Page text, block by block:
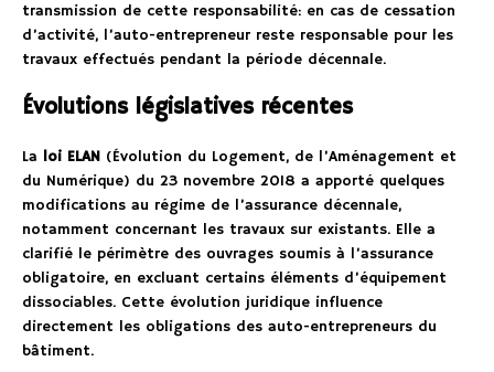
transmission de cette responsabilité: en cas de cessation
d’activité, l’auto-entrepreneur reste responsable pour les
travaux effectués pendant la période décennale.
Évolutions législatives récentes
La loi ELAN (Évolution du Logement, de l’Aménagement et
du Numérique) du 23 novembre 2018 a apporté quelques
modifications au régime de l’assurance décennale,
notamment concernant les travaux sur existants. Elle a
clarifié le périmètre des ouvrages soumis à l’assurance
obligatoire, en excluant certains éléments d’équipement
dissociables. Cette évolution juridique influence
directement les obligations des auto-entrepreneurs du
bâtiment.